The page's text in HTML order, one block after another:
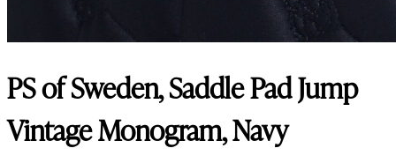
PS of Sweden, Saddle Pad Jump
Vintage Monogram, Navy